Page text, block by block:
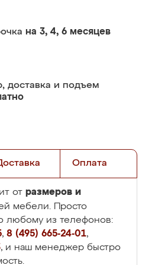
на 3, 4, 6 месяцев
доставка и подъем
Оплата
от размеров и
мебели. Просто
любому из телефонов:
, 8 (495) 665-24-01,
, и наш менеджер быстро